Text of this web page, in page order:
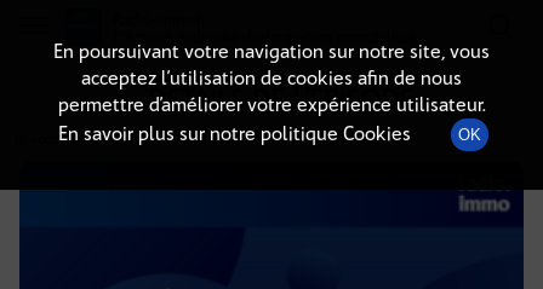
DÉTAILS DE L'ÉPISODE
27 août 2024à 11h18, durée : 26 minutes
En poursuivant votre navigation sur notre site, vous
acceptez l’utilisation de cookies afin de nous
permettre d’améliorer votre expérience utilisateur.
En savoir plus sur notre politique Cookies
OK